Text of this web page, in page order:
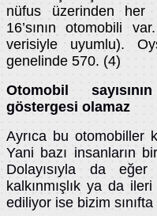
nüfus üzerinden her
16’sının otomobili
verisiyle uyumlu).
genelinde 570. (4)
Otomobil
göstergesi olamaz
Ayrıca bu otomobiller
Yani bazı insanların
Dolayısıyla da
kalkınmışlık ya da
ediliyor ise bizim sınıfta